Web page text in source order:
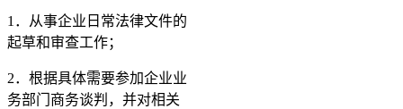
1．从事企业日常法律文件的
起草和审查工作；
2．根据具体需要参加企业业
务部门商务谈判，并对相关